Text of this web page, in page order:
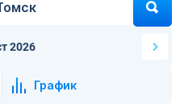
2026
График